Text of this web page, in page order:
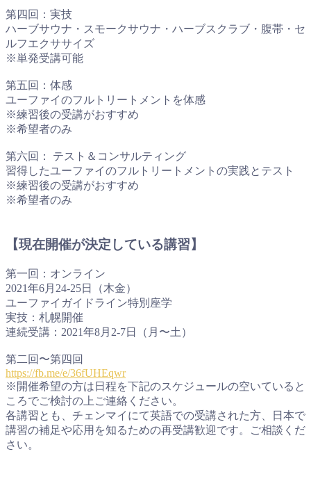
第四回：実技
ハーブサウナ・スモークサウナ・ハーブスクラブ・腹帯・セ
ルフエクササイズ
※単発受講可能
第五回：体感
ユーファイのフルトリートメントを体感
※練習後の受講がおすすめ
※希望者のみ
第六回： テスト＆コンサルティング
習得したユーファイのフルトリートメントの実践とテスト
※練習後の受講がおすすめ
※希望者のみ
【現在開催が決定している講習】
第一回：オンライン
2021年6月24-25日（木金）
ユーファイガイドライン特別座学
実技：札幌開催
連続受講：2021年8月2-7日（月〜土）
第二回〜第四回
https://fb.me/e/36fUHEqwr
※開催希望の方は日程を下記のスケジュールの空いていると
ころでご検討の上ご連絡ください。
各講習とも、チェンマイにて英語での受講された方、日本で
講習の補足や応用を知るための再受講歓迎です。ご相談くだ
さい。